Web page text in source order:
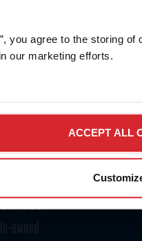
you agree to the storing
our marketing efforts.
ACCEPT ALL
prawa zastrzeżone.
ochrony prywatności |